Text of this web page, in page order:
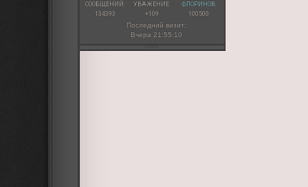
СООБЩЕНИЙ:
134393
УВАЖЕНИЕ:
+109
ФЛОРИНОВ:
100500
Последний визит:
Вчера 21:55:10